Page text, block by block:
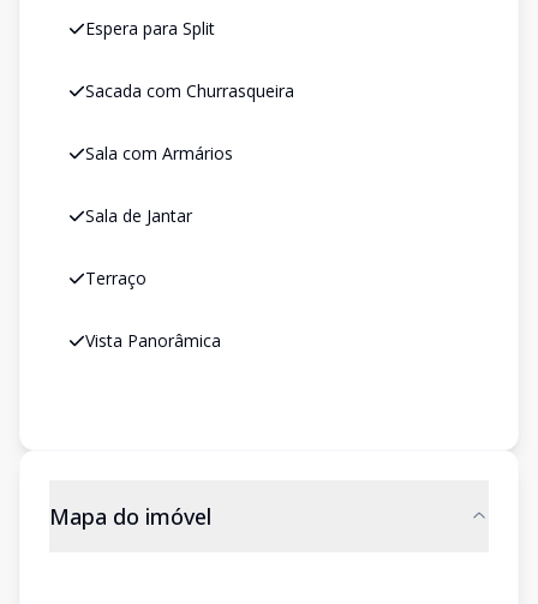
Espera para Split
Sacada com Churrasqueira
Sala com Armários
Sala de Jantar
Terraço
Vista Panorâmica
Mapa do imóvel